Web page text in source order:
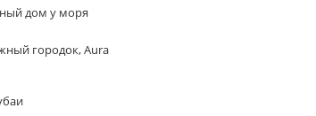
дом у моря
городок, Aura